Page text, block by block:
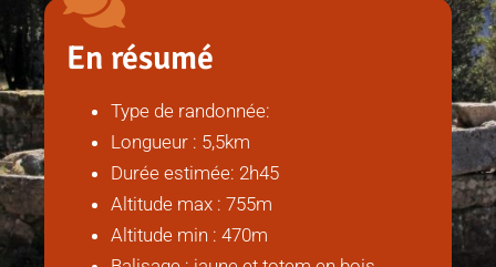
En résumé
Type de randonnée:
Longueur : 5,5km
Durée estimée: 2h45
Altitude max : 755m
Altitude min : 470m